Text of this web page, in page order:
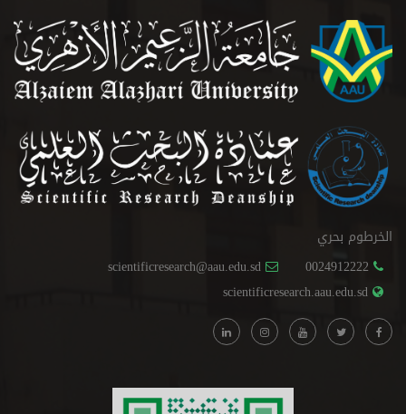
الخرطوم بحري
0024912222
scientificresearch@aau.edu.sd
scientificresearch.aau.edu.sd